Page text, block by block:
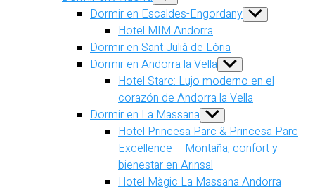
sub
menu
Dormir en Escaldes-Engordany Show
sub
Hotel MIM Andorra
Dormir en Sant Julià de Lòria
Dormir en Andorra la Vella Show
sub
menu
Hotel Starc: Lujo moderno en el
corazón de Andorra la Vella
Dormir en La Massana Show
sub
menu
Hotel Princesa Parc & Princesa Parc
Excellence – Montaña, confort y
bienestar en Arinsal
Hotel Màgic La Massana Andorra